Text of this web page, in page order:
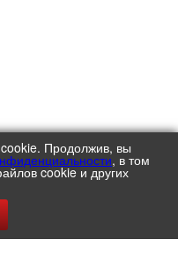
Продолжив, вы
, в том
cookie и других